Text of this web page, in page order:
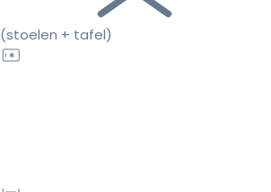
(stoelen + tafel)